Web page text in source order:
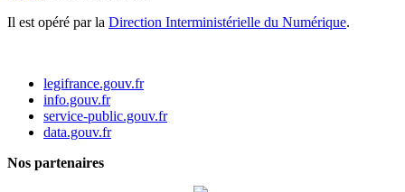
Il est opéré par la Direction Interministérielle du Numérique.
legifrance.gouv.fr
info.gouv.fr
service-public.gouv.fr
data.gouv.fr
Nos partenaires